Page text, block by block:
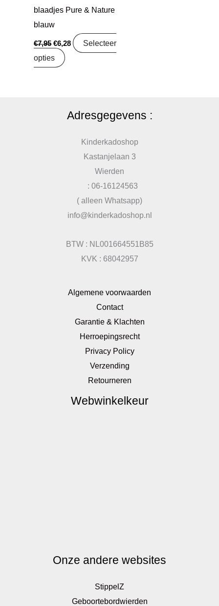
blaadjes Pure & Nature
blauw
€7,95 €6,28
Selecteer
opties
Adresgegevens :
Kinderkadoshop
Kastanjelaan 3
Wierden
: 06-16124563
( alleen Whatsapp)
info@kinderkadoshop.nl
BTW : NL001664551B85
KVK : 68042957
Algemene voorwaarden
Contact
Garantie & Klachten
Herroepingsrecht
Privacy Policy
Verzending
Retourneren
Webwinkelkeur
Onze andere websites
StippelZ
Geboortebordwierden